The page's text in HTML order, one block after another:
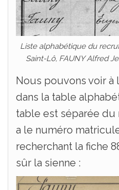
Liste alphabétique du
Saint-Lô, FAUNY Alfred
Nous pouvons voir à
dans la table
table est séparée du
a le numéro
recherchant la fiche
sûr la sienne :